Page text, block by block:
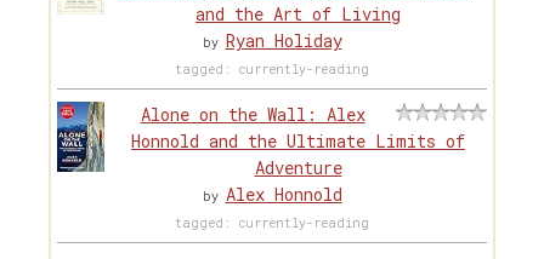
and the Art of Living
by Ryan Holiday
tagged: currently-reading
Alone on the Wall: Alex
Honnold and the Ultimate Limits of
Adventure
by Alex Honnold
tagged: currently-reading